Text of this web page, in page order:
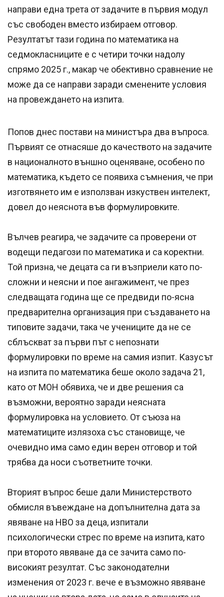
направи една трета от задачите в първия модул
със свободен вместо избираем отговор.
Резултатът тази година по математика на
седмокласниците е с четири точки надолу
спрямо 2025 г., макар че обективно сравнение не
може да се направи заради сменените условия
на провеждането на изпита.
Попов днес постави на министъра два въпроса.
Първият се отнасяше до качеството на задачите
в националното външно оценяване, особено по
математика, където се появиха съмнения, че при
изготвянето им е използван изкуствен интелект,
довел до неяснота във формулировките.
Вълчев реагира, че задачите са проверени от
водещи педагози по математика и са коректни.
Той признa, че децата са ги възприели като по-
сложни и неясни и пое ангажимент, че през
следващата година ще се предвиди по-ясна
предварителна организация при създаването на
типовите задачи, така че учениците да не се
сблъскват за първи път с непознати
формулировки по време на самия изпит. Казусът
на изпита по математика беше около задача 21,
като от МОН обявиха, че и две решения са
възможни, вероятно заради неясната
формулировка на условието. От съюза на
математиците излязоха със становище, че
очевидно има само един верен отговор и той
трябва да носи съответните точки.
Вторият въпрос беше дали Министерството
обмисля въвеждане на допълнителна дата за
явяване на НВО за деца, изпитали
психологически стрес по време на изпита, като
при второто явяване да се зачита само по-
високият резултат. Със законодателни
изменения от 2023 г. вече е възможно явяване